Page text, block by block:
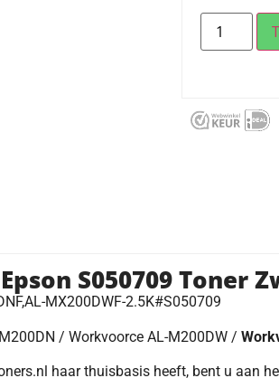
S050709 Toner
MX200DWF-2.5K#S050709
/ Workvoorce AL-M200DW /
haar thuisbasis heeft, bent u